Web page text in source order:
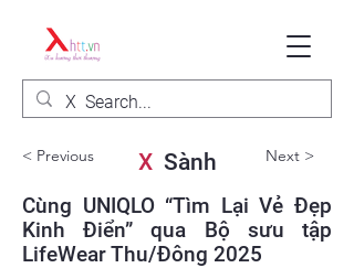
< Previous XSành Next >
Cùng UNIQLO “Tìm Lại Vẻ Đẹp
Kinh Điển” qua Bộ sưu tập
LifeWear Thu/Đông 2025